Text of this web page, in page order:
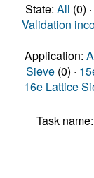
State: All (0)
Validation
Application:
Sieve (0) ·
16e Lattice
Task name: